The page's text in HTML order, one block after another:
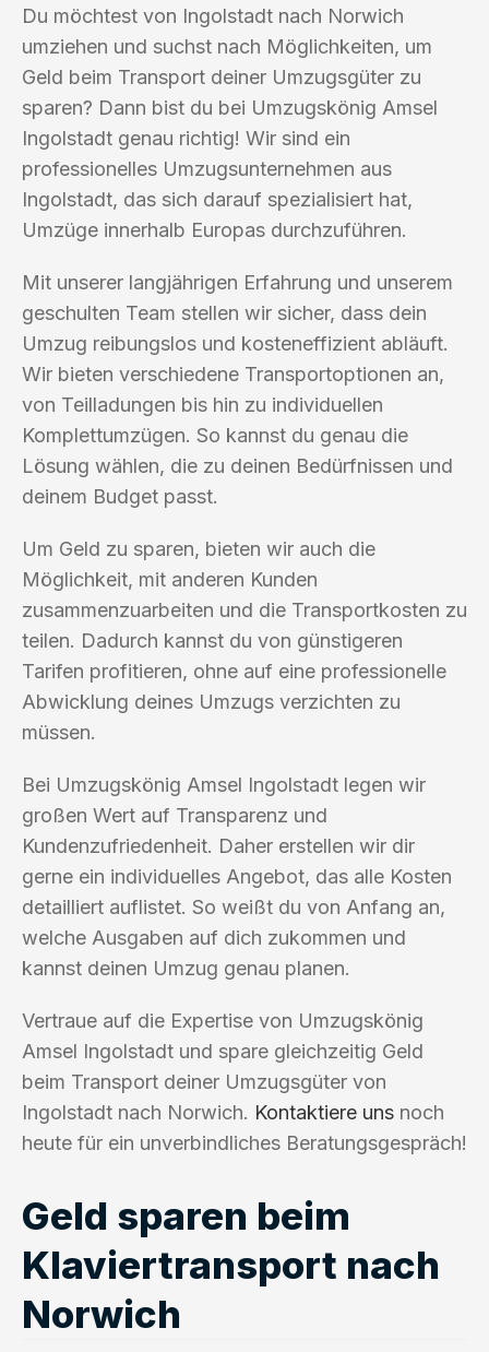
Du möchtest von Ingolstadt nach Norwich
umziehen und suchst nach Möglichkeiten, um
Geld beim Transport deiner Umzugsgüter zu
sparen? Dann bist du bei Umzugskönig Amsel
Ingolstadt genau richtig! Wir sind ein
professionelles Umzugsunternehmen aus
Ingolstadt, das sich darauf spezialisiert hat,
Umzüge innerhalb Europas durchzuführen.
Mit unserer langjährigen Erfahrung und unserem
geschulten Team stellen wir sicher, dass dein
Umzug reibungslos und kosteneffizient abläuft.
Wir bieten verschiedene Transportoptionen an,
von Teilladungen bis hin zu individuellen
Komplettumzügen. So kannst du genau die
Lösung wählen, die zu deinen Bedürfnissen und
deinem Budget passt.
Um Geld zu sparen, bieten wir auch die
Möglichkeit, mit anderen Kunden
zusammenzuarbeiten und die Transportkosten zu
teilen. Dadurch kannst du von günstigeren
Tarifen profitieren, ohne auf eine professionelle
Abwicklung deines Umzugs verzichten zu
müssen.
Bei Umzugskönig Amsel Ingolstadt legen wir
großen Wert auf Transparenz und
Kundenzufriedenheit. Daher erstellen wir dir
gerne ein individuelles Angebot, das alle Kosten
detailliert auflistet. So weißt du von Anfang an,
welche Ausgaben auf dich zukommen und
kannst deinen Umzug genau planen.
Vertraue auf die Expertise von Umzugskönig
Amsel Ingolstadt und spare gleichzeitig Geld
beim Transport deiner Umzugsgüter von
Ingolstadt nach Norwich. Kontaktiere uns noch
heute für ein unverbindliches Beratungsgespräch!
Geld sparen beim
Klaviertransport nach
Norwich